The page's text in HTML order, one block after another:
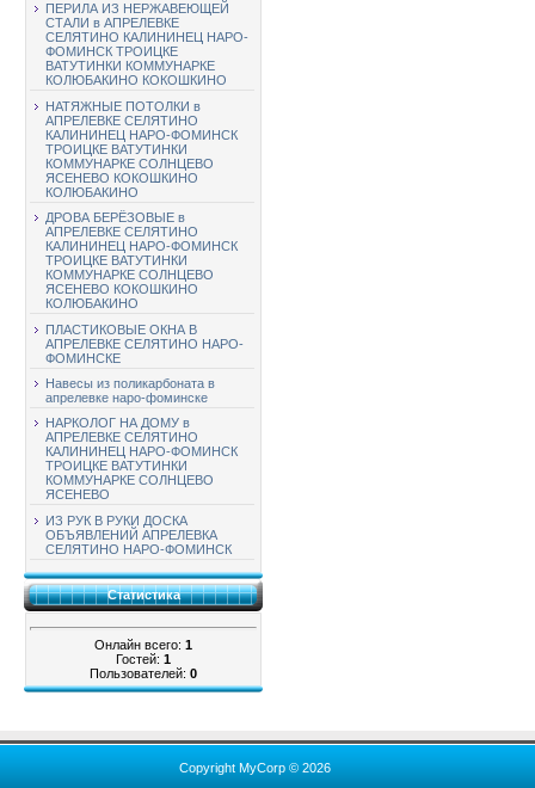
ПЕРИЛА ИЗ НЕРЖАВЕЮЩЕЙ
СТАЛИ в АПРЕЛЕВКЕ
СЕЛЯТИНО КАЛИНИНЕЦ НАРО-
ФОМИНСК ТРОИЦКЕ
ВАТУТИНКИ КОММУНАРКЕ
КОЛЮБАКИНО КОКОШКИНО
НАТЯЖНЫЕ ПОТОЛКИ в
АПРЕЛЕВКЕ СЕЛЯТИНО
КАЛИНИНЕЦ НАРО-ФОМИНСК
ТРОИЦКЕ ВАТУТИНКИ
КОММУНАРКЕ СОЛНЦЕВО
ЯСЕНЕВО КОКОШКИНО
КОЛЮБАКИНО
ДРОВА БЕРЁЗОВЫЕ в
АПРЕЛЕВКЕ СЕЛЯТИНО
КАЛИНИНЕЦ НАРО-ФОМИНСК
ТРОИЦКЕ ВАТУТИНКИ
КОММУНАРКЕ СОЛНЦЕВО
ЯСЕНЕВО КОКОШКИНО
КОЛЮБАКИНО
ПЛАСТИКОВЫЕ ОКНА В
АПРЕЛЕВКЕ СЕЛЯТИНО НАРО-
ФОМИНСКЕ
Навесы из поликарбоната в
апрелевке наро-фоминске
НАРКОЛОГ НА ДОМУ в
АПРЕЛЕВКЕ СЕЛЯТИНО
КАЛИНИНЕЦ НАРО-ФОМИНСК
ТРОИЦКЕ ВАТУТИНКИ
КОММУНАРКЕ СОЛНЦЕВО
ЯСЕНЕВО
ИЗ РУК В РУКИ ДОСКА
ОБЪЯВЛЕНИЙ АПРЕЛЕВКА
СЕЛЯТИНО НАРО-ФОМИНСК
Статистика
Онлайн всего: 1
Гостей: 1
Пользователей: 0
Copyright MyCorp © 2026